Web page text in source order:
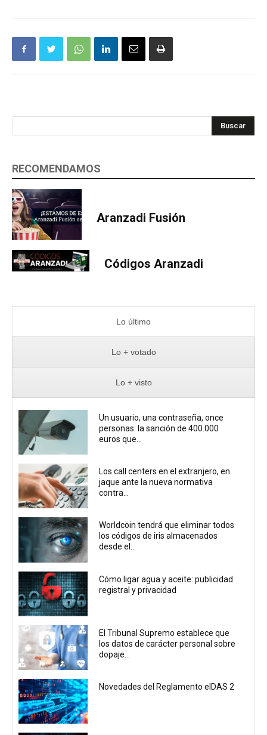
Buscar
RECOMENDAMOS
Aranzadi Fusión
Códigos Aranzadi
Lo último
Lo + votado
Lo + visto
Un usuario, una contraseña, once
personas: la sanción de 400.000
euros que...
Los call centers en el extranjero, en
jaque ante la nueva normativa
contra...
Worldcoin tendrá que eliminar todos
los códigos de iris almacenados
desde el...
Cómo ligar agua y aceite: publicidad
registral y privacidad
El Tribunal Supremo establece que
los datos de carácter personal sobre
dopaje...
Novedades del Reglamento eIDAS 2